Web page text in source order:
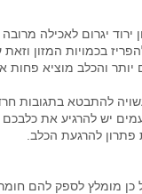
יגרום לאכילה מרובה
בכמויות המזון
והכלב מוציא פחות
להתבטא בתגובות
יש להרגיע את כלבכם
פתרון להרגעת הכלב.
מומלץ לספק להם